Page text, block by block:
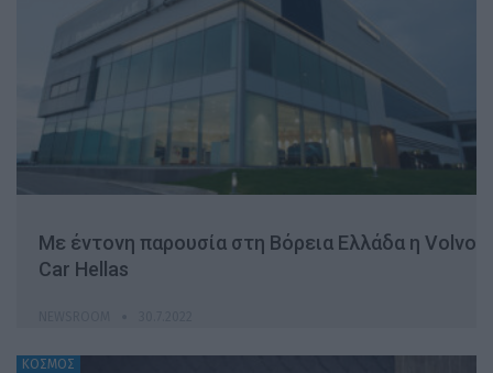
Με έντονη παρουσία στη Βόρεια Ελλάδα η Volvo
Car Hellas
ΚΟΣΜΟΣ